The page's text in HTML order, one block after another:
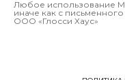
Любое использование
иначе как с
OOO «Глосси Хаус»